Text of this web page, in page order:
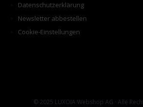
Datenschutzerklärung
Newsletter abbestellen
Cookie-Einstellungen
© 2025 LUXOIA Webshop AG · Alle